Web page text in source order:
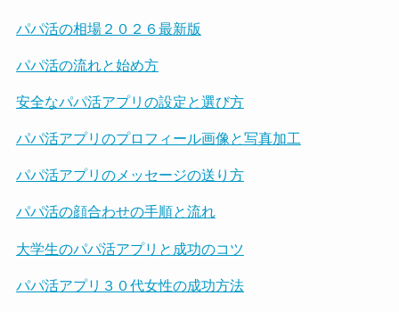
パパ活の相場２０２６最新版
パパ活の流れと始め方
安全なパパ活アプリの設定と選び方
パパ活アプリのプロフィール画像と写真加工
パパ活アプリのメッセージの送り方
パパ活の顔合わせの手順と流れ
大学生のパパ活アプリと成功のコツ
パパ活アプリ３０代女性の成功方法